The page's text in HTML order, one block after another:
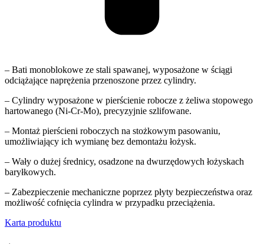
– Bati monoblokowe ze stali spawanej, wyposażone w ściągi
odciążające naprężenia przenoszone przez cylindry.
– Cylindry wyposażone w pierścienie robocze z żeliwa stopowego
hartowanego (Ni-Cr-Mo), precyzyjnie szlifowane.
– Montaż pierścieni roboczych na stożkowym pasowaniu,
umożliwiający ich wymianę bez demontażu łożysk.
– Wały o dużej średnicy, osadzone na dwurzędowych łożyskach
baryłkowych.
– Zabezpieczenie mechaniczne poprzez płyty bezpieczeństwa oraz
możliwość cofnięcia cylindra w przypadku przeciążenia.
Karta produktu